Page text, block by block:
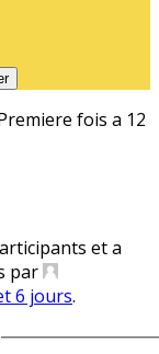
fois a 12
et a
par
6 jours.